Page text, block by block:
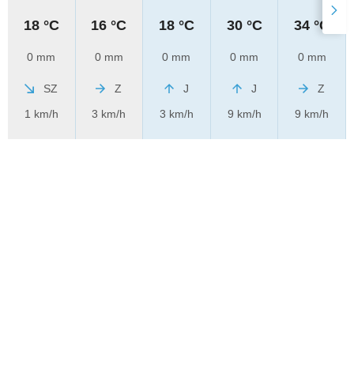
18 °C
0 mm
SZ
1 km/h
16 °C
0 mm
Z
3 km/h
18 °C
0 mm
J
3 km/h
30 °C
0 mm
J
9 km/h
34 °C
0 mm
Z
9 km/h